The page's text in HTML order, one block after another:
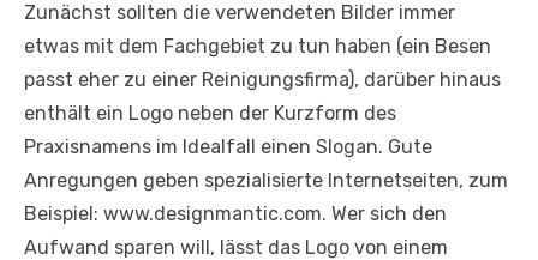
Zunächst sollten die verwendeten Bilder immer
etwas mit dem Fachgebiet zu tun haben (ein Besen
passt eher zu einer Reinigungsfirma), darüber hinaus
enthält ein Logo neben der Kurzform des
Praxisnamens im Idealfall einen Slogan. Gute
Anregungen geben spezialisierte Internetseiten, zum
Beispiel: www.designmantic.com. Wer sich den
Aufwand sparen will, lässt das Logo von einem